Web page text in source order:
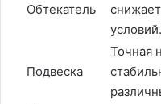
Обтекатель
условий.
Подвеска
Точная